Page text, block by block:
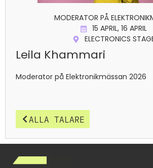
MODERATOR PÅ
15 APRIL,16 APRIL
ELECTRONICS
Leila Khammari
Moderator på Elektronikmässan 2026
ALLA TALARE